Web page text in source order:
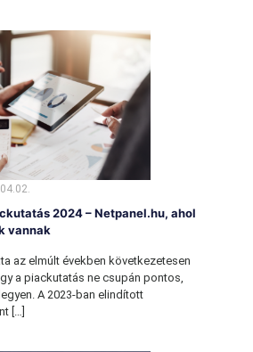
2024 – Netpanel.hu, ahol
vannak
az elmúlt években következetesen
a piackutatás ne csupán pontos,
A 2023-ban elindított
[…]